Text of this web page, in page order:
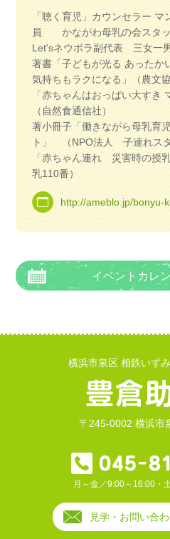
「聴く育児」カウンセラー
員 かながわ母乳の会スタ
Let'sネウボラ副代表 三女一
著書「子どもが光る あった
気持ちもラクになる」（農文協
「赤ちゃんはおっぱい大すき
（自然食通信社）
著小冊子「働きながら母乳育
ト」 （NPO法人 子連れスタ
「赤ちゃん連れ 災害時の授
乳110番）
http://ameblo.jp/bonyu-
イベントカレ
横浜市泉区 相鉄いず
〒245-0002 横浜市
月～金／9:00～16:00・
見学・お問い合